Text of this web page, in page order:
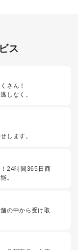
ス
さん！
しなく。
します。
24時間365日商
。
の中から受け取